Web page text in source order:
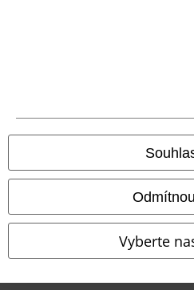
Vyberte
Likvidace odpadu a ochrana
Prohlášení o shodě
Informace o přístupnosti